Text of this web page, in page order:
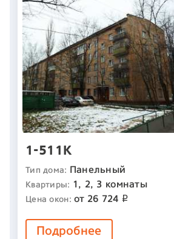
1-511К
Тип дома: Панельный
Квартиры: 1, 2, 3 комнаты
Цена окон:от 26 724 p
Подробнее